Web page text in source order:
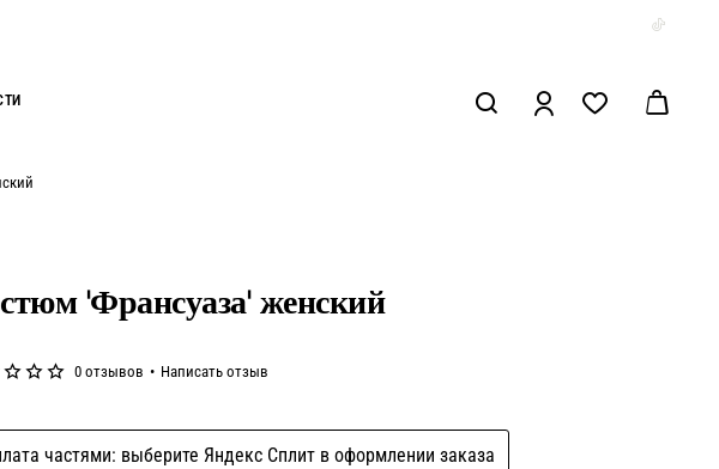
'Франсуаза' женский
частями: выберите Яндекс Сплит в оформлении заказа
0 отзывов • Написать отзыв